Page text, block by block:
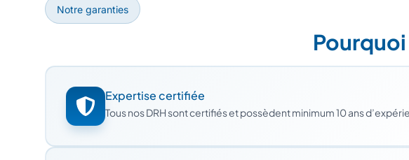
Notre garanties
Expertise certifiée
Tous nos DRH sont certifiés et possèdent minimum 10 ans